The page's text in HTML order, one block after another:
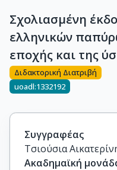
Σχολιασμένη
ελληνικών
εποχής και της
Διδακτορική Διατριβή
uoadl:1332192
Συγγραφέας
Τσιούσια
Ακαδημαϊκή